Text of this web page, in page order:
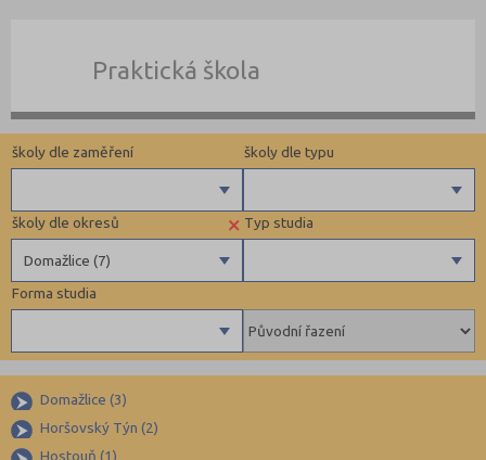
Praktická škola
Forma studia
Dálkové
Typ studia
Výuční list
Bez výučního listu
×
Domažlice (7)
školy dle okresů
Benešov (12)
Blansko (13)
Brno-město (67)
Brno-venkov (15)
školy dle typu
Státní
školy dle zaměření
Gymnázia
4 letá gymnázia
6 letá gymnázia
Se sportovní přípravou
Lycea
Technické a IT obory
Domažlice (3)
Horšovský Týn (2)
Hostouň (1)